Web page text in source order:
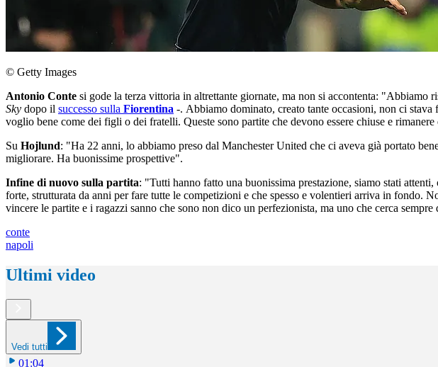
© Getty Images
Antonio Conte si gode la terza vittoria in altrettante giornate, ma non si accontenta: "Abbiamo
Sky dopo il successo sulla Fiorentina -. Abbiamo dominato, creato tante occasioni, non ci
voglio bene come dei figli o dei fratelli. Queste sono partite che devono essere chiuse e
Su Hojlund: "Ha 22 anni, lo abbiamo preso dal Manchester United che ci aveva già portato
migliorare. Ha buonissime prospettive".
Infine di nuovo sulla partita: "Tutti hanno fatto una buonissima prestazione, siamo stati
forte, strutturata da anni per fare tutte le competizioni e che spesso e volentieri arriva in fondo.
vincere le partite e i ragazzi sanno che sono non dico un perfezionista, ma uno che cerca
conte
napoli
Ultimi video
Vedi tutti
01:04